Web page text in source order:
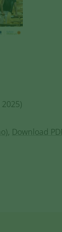
, Download